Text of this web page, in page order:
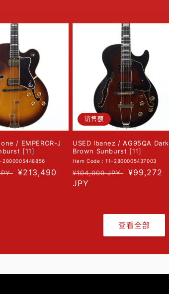
/ EMPEROR-J
[11]
2800005448856
促
¥213,490
销售额
USED Ibanez / AG95QA Dark
Brown Sunburst [11]
Item Code : 11-2800005437003
常
规
¥104,000 JPY
促
¥99,272
JPY
查看全部